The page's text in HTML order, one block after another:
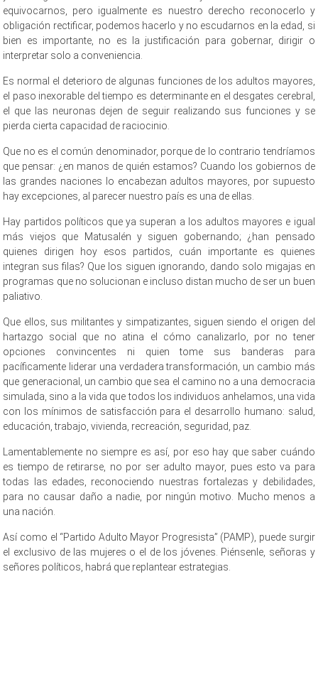
equivocarnos, pero igualmente es nuestro derecho reconocerlo y
obligación rectificar, podemos hacerlo y no escudarnos en la edad, si
bien es importante, no es la justificación para gobernar, dirigir o
interpretar solo a conveniencia.
Es normal el deterioro de algunas funciones de los adultos mayores,
el paso inexorable del tiempo es determinante en el desgates cerebral,
el que las neuronas dejen de seguir realizando sus funciones y se
pierda cierta capacidad de raciocinio.
Que no es el común denominador, porque de lo contrario tendríamos
que pensar: ¿en manos de quién estamos? Cuando los gobiernos de
las grandes naciones lo encabezan adultos mayores, por supuesto
hay excepciones, al parecer nuestro país es una de ellas.
Hay partidos políticos que ya superan a los adultos mayores e igual
más viejos que Matusalén y siguen gobernando; ¿han pensado
quienes dirigen hoy esos partidos, cuán importante es quienes
integran sus filas? Que los siguen ignorando, dando solo migajas en
programas que no solucionan e incluso distan mucho de ser un buen
paliativo.
Que ellos, sus militantes y simpatizantes, siguen siendo el origen del
hartazgo social que no atina el cómo canalizarlo, por no tener
opciones convincentes ni quien tome sus banderas para
pacíficamente liderar una verdadera transformación, un cambio más
que generacional, un cambio que sea el camino no a una democracia
simulada, sino a la vida que todos los individuos anhelamos, una vida
con los mínimos de satisfacción para el desarrollo humano: salud,
educación, trabajo, vivienda, recreación, seguridad, paz.
Lamentablemente no siempre es así, por eso hay que saber cuándo
es tiempo de retirarse, no por ser adulto mayor, pues esto va para
todas las edades, reconociendo nuestras fortalezas y debilidades,
para no causar daño a nadie, por ningún motivo. Mucho menos a
una nación.
Así como el “Partido Adulto Mayor Progresista” (PAMP), puede surgir
el exclusivo de las mujeres o el de los jóvenes. Piénsenle, señoras y
señores políticos, habrá que replantear estrategias.